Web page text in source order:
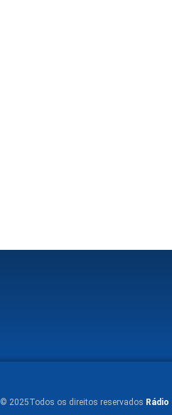
© 2025Todos os direitos reservados Rádio